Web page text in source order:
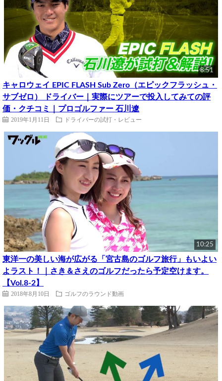
8:51
キャロウェイ EPIC FLASH Sub Zero（エピックフラッシュ・
サブゼロ） ドライバー｜実際にツアーで投入してみての評
価・クチコミ｜プロゴルファー 石川遼
2019年1月11日 ドライバーの試打・レビュー
10:25
東洋一の美しい海が広がる「宮古島のゴルフ旅行」もいよい
よラスト！｜さき＆さえのゴルフだったら予定空けます。
【Vol.8-2】
2018年8月10日 ゴルフのラウンド動画